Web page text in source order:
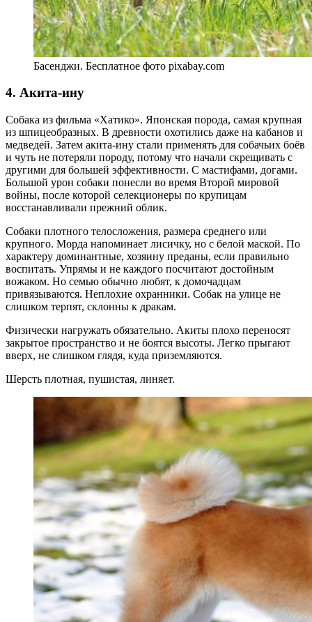
Басенджи. Бесплатное фото pixabay.com
4. Акита-ину
Собака из фильма «Хатико». Японская порода, самая крупная
из шпицеобразных. В древности охотились даже на кабанов и
медведей. Затем акита-ину стали применять для собачьих боёв
и чуть не потеряли породу, потому что начали скрещивать с
другими для большей эффективности. С мастифами, догами.
Большой урон собаки понесли во время Второй мировой
войны, после которой селекционеры по крупицам
восстанавливали прежний облик.
Собаки плотного телосложения, размера среднего или
крупного. Морда напоминает лисичку, но с белой маской. По
характеру доминантные, хозяину преданы, если правильно
воспитать. Упрямы и не каждого посчитают достойным
вожаком. Но семью обычно любят, к домочадцам
привязываются. Неплохие охранники. Собак на улице не
слишком терпят, склонны к дракам.
Физически нагружать обязательно. Акиты плохо переносят
закрытое пространство и не боятся высоты. Легко прыгают
вверх, не слишком глядя, куда приземляются.
Шерсть плотная, пушистая, линяет.